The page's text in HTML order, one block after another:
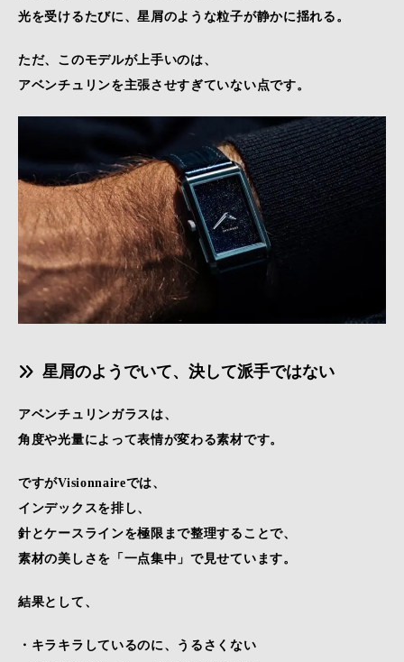
光を受けるたびに、星屑のような粒子が静かに揺れる。
ただ、このモデルが上手いのは、
アベンチュリンを主張させすぎていない点です。
星屑のようでいて、決して派手ではない
アベンチュリンガラスは、
角度や光量によって表情が変わる素材です。
ですがVisionnaireでは、
インデックスを排し、
針とケースラインを極限まで整理することで、
素材の美しさを「一点集中」で見せています。
結果として、
・キラキラしているのに、うるさくない